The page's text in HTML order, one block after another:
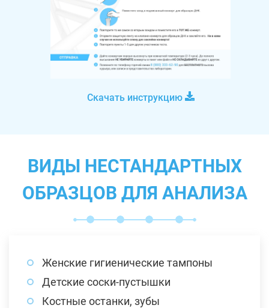
Скачать инструкцию
ВИДЫ НЕСТАНДАРТНЫХ
ОБРАЗЦОВ ДЛЯ АНАЛИЗА
Женские гигиенические тампоны
Детские соски-пустышки
Костные останки, зубы